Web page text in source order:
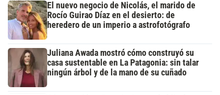
El nuevo negocio de Nicolás, el marido de
Rocío Guirao Díaz en el desierto: de
heredero de un imperio a astrofotógrafo
Juliana Awada mostró cómo construyó su
casa sustentable en La Patagonia: sin talar
ningún árbol y de la mano de su cuñado